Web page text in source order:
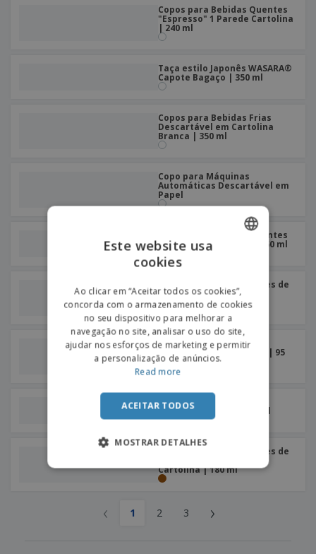
Copos para Bebidas Quentes
"Espresso" 1 Parede Cartolina
| 240 ml
Taça estilo Japonês WASARA®
Capote Bagaço | 350 ml
Copos para Bebidas Frias
Descartável em Cartolina
Branca | 350 ml
Copo para Máquinas
Automáticas Descartável em
Papel
Copos para Bebidas Quentes
em Cartolina Branco | 360 ml
Copos p/ Bebidas Quentes de
Parede Dupla Ondulado
Cartolina | 240 ml
Copo Plástico "Jerez"
Transparente Cristal PS | 95
ml
Copo Plástico Injetado
Transparente PS | 400 ml
Copos p/ Bebidas Quentes de
Cartolina | 180 ml
‹ 1 2 3 ›
SPANISH
Este website usa
cookies
Ao clicar em “Aceitar todos os cookies”,
concorda com o armazenamento de cookies
no seu dispositivo para melhorar a
navegação no site, analisar o uso do site,
ajudar nos esforços de marketing e permitir
a personalização de anúncios.
Read more
ACEITAR TODOS
MOSTRAR DETALHES